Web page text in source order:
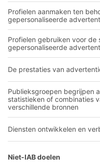
Transportsystemen
Onze diensten
Bedrijf
Over BITO
Ons wereldwijde netwerk
A
YOUR LIFE.